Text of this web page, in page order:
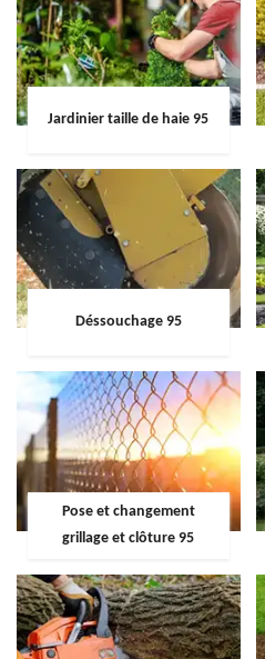
Jardinier taille de haie 95
Déssouchage 95
Pose et changement
grillage et clôture 95